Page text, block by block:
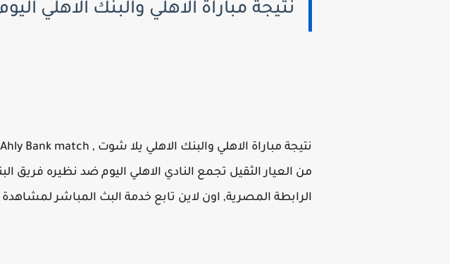
نتيجة مباراة الاهلي والبنك الاهلي اليوم 30-01-2022 في كأس الرابطة
من العيار الثقيل تجمع النادي الاهلي اليوم ضد نظيره
الرابطة المصرية, اون لاين تابع خدمة البث المباشر لمشاهدة